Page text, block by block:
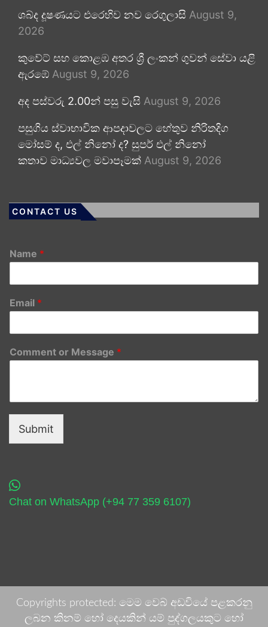
ශබ්ද දූෂණයට එරෙහිව නව රෙගුලාසි August 9,
2026
කුවේට් සහ කොළඹ අතර ශ්‍රී ලංකන් ගුවන් සේවා යළි
ඇරඹේ August 9, 2026
අද පස්වරු 2.00න් පසු වැසි August 9, 2026
පසුගිය ස්වාභාවික ආපදාවලට හේතුව නිරිතදිග
මෝසම් ද, එල් නිනෝ ද? සුපර් එල් නිනෝ
කතාව මාධ්‍යවල මවාපෑමක් August 9, 2026
CONTACT US
Name *
Email *
Comment or Message *
Submit
Chat on WhatsApp (+94 77 359 6107)
Copyrights protected: මෙම වෙබ් අඩවියේ පළකරනු
ලබන කිනම් හෝ දෙයකින් යම් පුද්ගලයකුට හෝ